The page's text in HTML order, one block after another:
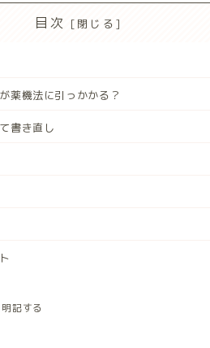
目次
薬機法に引っかかる？
書き直し
記する